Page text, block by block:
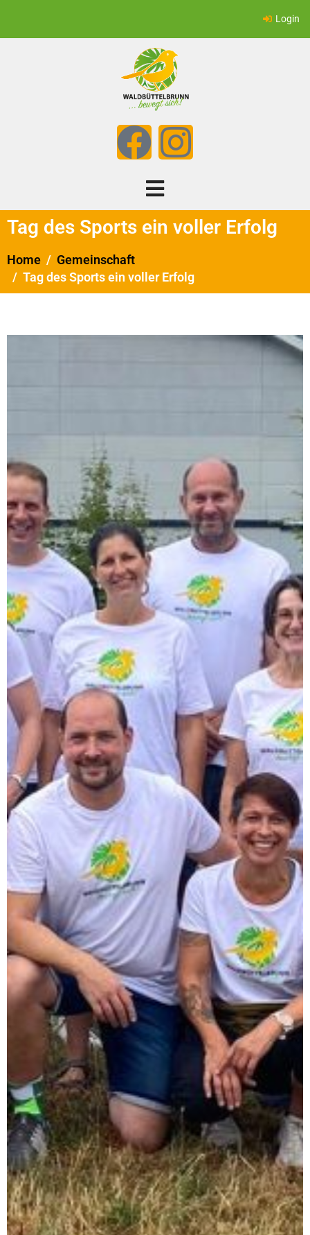
Login
Tag des Sports ein voller Erfolg
Home
Gemeinschaft
Tag des Sports ein voller Erfolg